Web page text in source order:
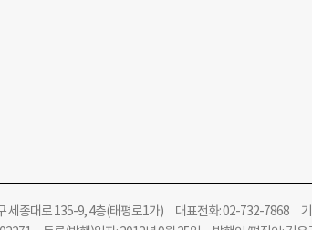
세종대로 135-9, 4층(태평로1가) 대표전화: 02-732-7868 기